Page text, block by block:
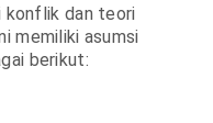
dan teori
memiliki asumsi
berikut: